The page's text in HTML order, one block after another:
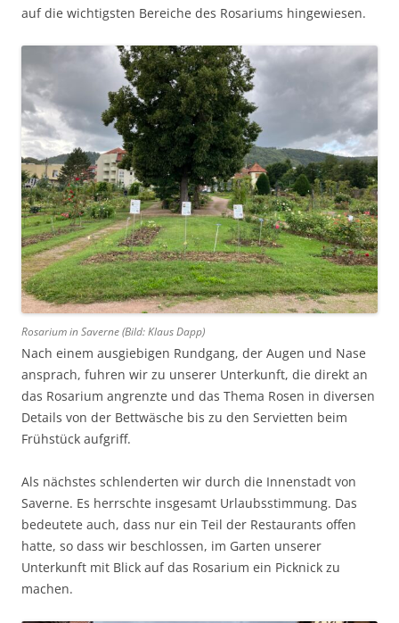
auf die wichtigsten Bereiche des Rosariums hingewiesen.
Rosarium in Saverne (Bild: Klaus Dapp)
Nach einem ausgiebigen Rundgang, der Augen und Nase
ansprach, fuhren wir zu unserer Unterkunft, die direkt an
das Rosarium angrenzte und das Thema Rosen in diversen
Details von der Bettwäsche bis zu den Servietten beim
Frühstück aufgriff.
Als nächstes schlenderten wir durch die Innenstadt von
Saverne. Es herrschte insgesamt Urlaubsstimmung. Das
bedeutete auch, dass nur ein Teil der Restaurants offen
hatte, so dass wir beschlossen, im Garten unserer
Unterkunft mit Blick auf das Rosarium ein Picknick zu
machen.